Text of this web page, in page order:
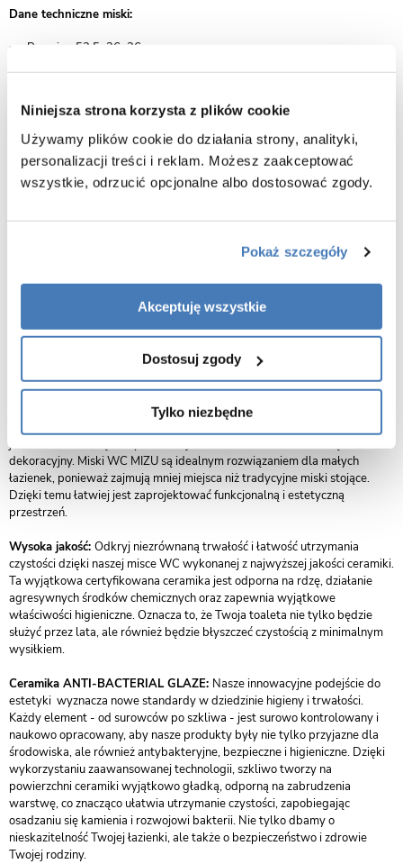
Niniejsza strona korzysta z plików cookie
Używamy plików cookie do działania strony, analityki,
personalizacji treści i reklam. Możesz zaakceptować
wszystkie, odrzucić opcjonalne albo dostosować zgody.
Pokaż szczegóły
Akceptuję wszystkie
Dostosuj zgody
Tylko niezbędne
Dane techniczne miski:
Rozmiar: 53,5x36x36 cm
Montaż: wisząca
Materiał: ceramika sanitarna
Kolor miski: biały + złoty pasek
Materiał deski: duroplast UF
Rodzaj deski: wolnoopadająca
Kolor deski: biały
Rysunek techniczny MIZU-WH-GL-TR-03
Estetyka i design:Miski podwieszane charakteryzują się nowoczesnym i
eleganckim wyglądem. Ich minimalistyczny design sprawia, że łazienka
jakości ceramiki, są nie tylko funkcjonalne, ale również stanowią element
dekoracyjny. Miski WC MIZU są idealnym rozwiązaniem dla małych
łazienek, ponieważ zajmują mniej miejsca niż tradycyjne miski stojące.
Dzięki temu łatwiej jest zaprojektować funkcjonalną i estetyczną
przestrzeń.
Wysoka jakość: Odkryj niezrównaną trwałość i łatwość utrzymania
czystości dzięki naszej misce WC wykonanej z najwyższej jakości ceramiki.
Ta wyjątkowa certyfikowana ceramika jest odporna na rdzę, działanie
agresywnych środków chemicznych oraz zapewnia wyjątkowe
właściwości higieniczne. Oznacza to, że Twoja toaleta nie tylko będzie
służyć przez lata, ale również będzie błyszczeć czystością z minimalnym
wysiłkiem.
Ceramika ANTI-BACTERIAL GLAZE: Nasze innowacyjne podejście do
estetyki wyznacza nowe standardy w dziedzinie higieny i trwałości.
Każdy element - od surowców po szkliwa - jest surowo kontrolowany i
naukowo opracowany, aby nasze produkty były nie tylko przyjazne dla
środowiska, ale również antybakteryjne, bezpieczne i higieniczne. Dzięki
wykorzystaniu zaawansowanej technologii, szkliwo tworzy na
powierzchni ceramiki wyjątkowo gładką, odporną na zabrudzenia
warstwę, co znacząco ułatwia utrzymanie czystości, zapobiegając
osadzaniu się kamienia i rozwojowi bakterii. Nie tylko dbamy o
nieskazitelność Twojej łazienki, ale także o bezpieczeństwo i zdrowie
Twojej rodziny.